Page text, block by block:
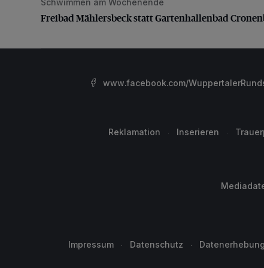
Freibad Mählersbeck statt Gartenhallenbad
Freibad Mählersbeck statt Gartenhallenbad
www.facebook.com/
Reklamation Inserieren
Impressum Datenschutz Datenerhebung